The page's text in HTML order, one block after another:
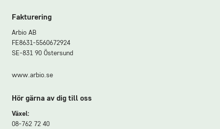
Maria Cirillo
Fakturering
Arbio AB
FE8631-5560672924
SE-831 90 Östersund
www.arbio.se
Hör gärna av dig till oss
Växel:
08-762 72 40